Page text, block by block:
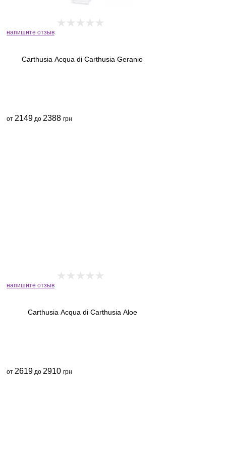
напишите отзыв
Carthusia Acqua di Carthusia Geranio
от 2149 до 2388 грн
напишите отзыв
Carthusia Acqua di Carthusia Aloe
от 2619 до 2910 грн